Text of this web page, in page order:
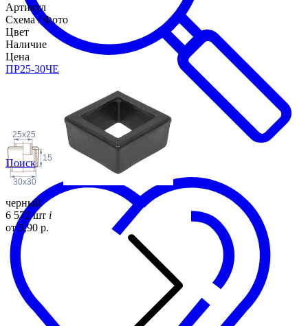
Поиск
Артикул
Схема / Фото
Цвет
Наличие
Цена
ПР25-30ЧЕ
15
30x30
25x25
черный
6 572 шт i
от 5,90 р.